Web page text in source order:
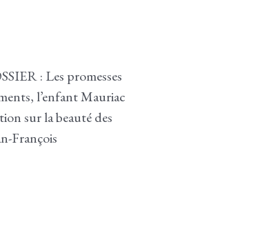
: Les promesses
l’enfant Mauriac
sur la beauté des
François